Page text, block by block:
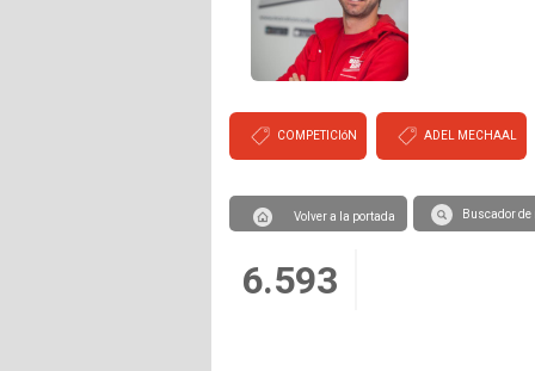
COMPETICIóN ADEL MECHAAL
Volver a la portada Buscador de
6.593